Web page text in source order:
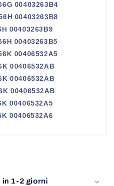
00403263B4
00403263B8
00403263B9
00403263B5
00406532A5
00406532AB
00406532AB
00406532AB
00406532A5
00406532A6
in 1-2 giorni